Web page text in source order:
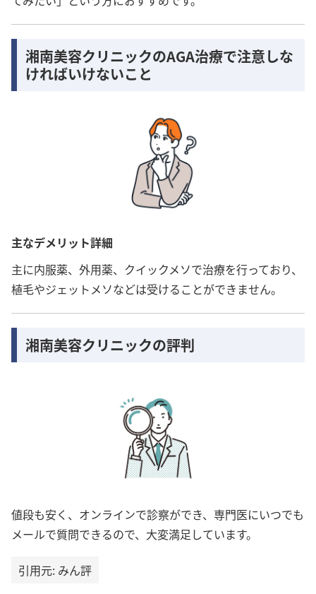
湘南美容クリニックのAGA治療で注意しな
ければいけないこと
主なデメリット詳細
主に内服薬、外用薬、クイックメソで治療を行っており、
植毛やジェットメソなどは受けることができません。
湘南美容クリニックの評判
値段も安く、オンラインで診察ができ、専門医にいつでも
メールで質問できるので、大変満足しています。
引用元: みん評